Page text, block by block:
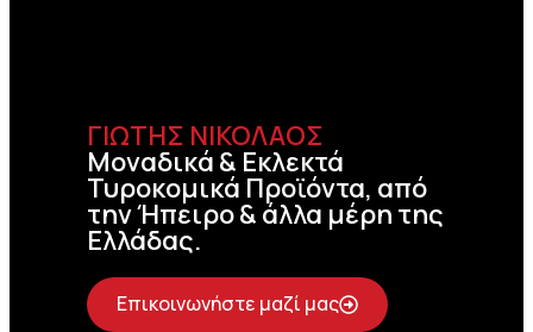
ΓΙΩΤΗΣ ΝΙΚΟΛΑΟΣ
Μοναδικά & Εκλεκτά
Τυροκομικά Προϊόντα, από
την Ήπειρο & άλλα μέρη της
Ελλάδας.
Επικοινωνήστε μαζί μας